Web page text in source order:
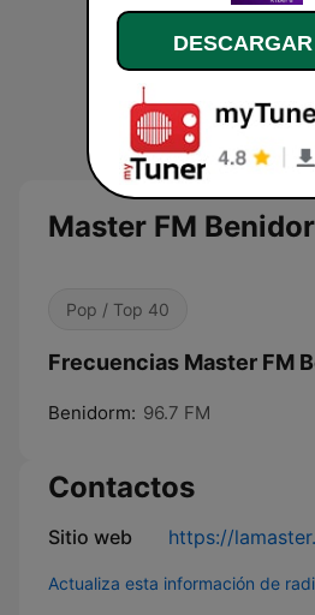
Master FM
Pop / Top 40
Frecuencias Master FM
Benidorm: 96.7 FM
Contactos
Sitio web https://
Actualiza esta información de